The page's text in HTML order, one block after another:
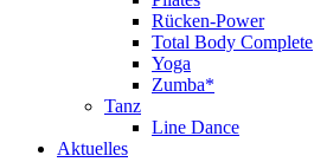
Rücken-Power
Total Body Complete
Yoga
Zumba*
Tanz
Line Dance
Aktuelles